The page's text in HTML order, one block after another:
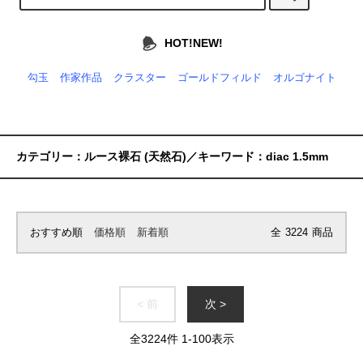
HOT!NEW!
勾玉 作家作品 クラスター ゴールドフィルド オルゴナイト
カテゴリー：ルース裸石 (天然石)／キーワード：diac 1.5mm
おすすめ順 価格順 新着順 全 3224 商品
< 前 次 >
全3224件 1-100表示